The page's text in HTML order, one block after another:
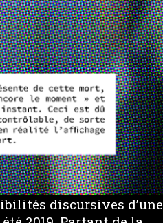
discursives d’une